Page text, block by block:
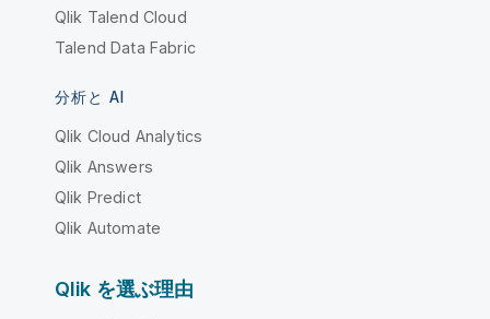
Qlik Talend Cloud
Talend Data Fabric
分析と AI
Qlik Cloud Analytics
Qlik Answers
Qlik Predict
Qlik Automate
Qlik を選ぶ理由